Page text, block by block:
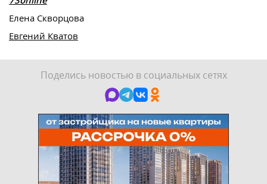
Елена Скворцова
Евгений Кватов
Поделись новостью в социальных сетях